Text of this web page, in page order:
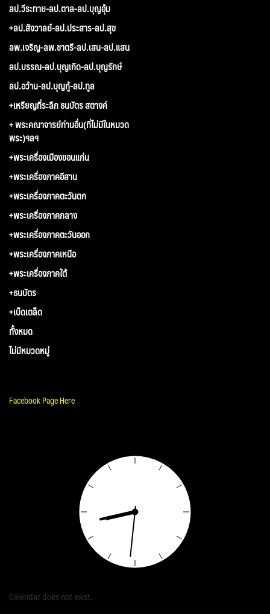
ลป.วีระทาย-ลป.ตาล-ลป.บุญอุ้ม
+ลป.สังวาลย์-ลป.ประสาร-ลป.สุข
ลพ.เจริญ-ลพ.ชาตรี-ลป.เสน-ลป.แสน
ลป.บรรณ-ลป.บุญเกิด-ลป.บุญรักษ์
ลป.อว้าน-ลป.บุญกู้-ลป.ทูล
+เหรียญที่ระลึก ธนบัตร สตางค์
+ พระคณาจารย์ท่านอื่น(ที่ไม่มีในหมวด
พระ)ฯลฯ
+พระเครื่องเมืองขอนแก่น
+พระเครื่องภาคอีสาน
+พระเครื่องภาคตะวันตก
+พระเครื่องภาคกลาง
+พระเครื่องภาคตะวันออก
+พระเครื่องภาคเหนือ
+พระเครื่องภาคใต้
+ธนบัตร
+เบ็ดเตล็ด
ทั้งหมด
ไม่มีหมวดหมู่
Facebook Page Here
Calendar does not exist.